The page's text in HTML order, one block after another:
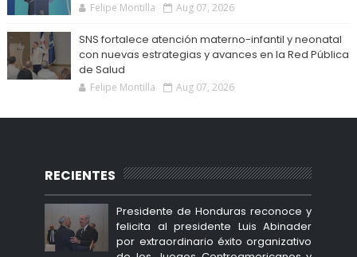
Felipe Montilla Aug 07, 2026
SNS fortalece atención materno-infantil y neonatal
con nuevas estrategias y avances en la Red Pública
de Salud
Felipe Montilla Aug 07, 2026
RECIENTES
Presidente de Honduras reconoce y
felicita al presidente Luis Abinader
por extraordinario éxito organizativo